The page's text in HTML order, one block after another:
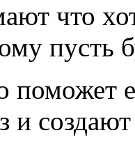
что
пусть
и